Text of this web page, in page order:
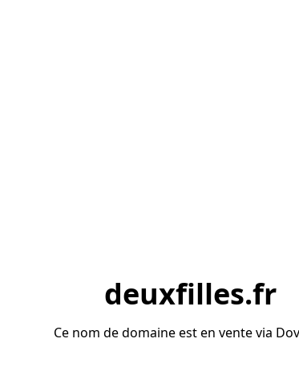
deuxfilles.fr
Ce nom de domaine est en vente via